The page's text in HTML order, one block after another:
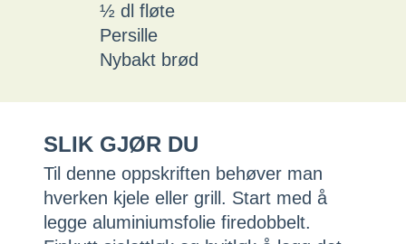
½ dl fløte
Persille
Nybakt brød
SLIK GJØR DU
Til denne oppskriften behøver man
hverken kjele eller grill. Start med å
legge aluminiumsfolie firedobbelt.